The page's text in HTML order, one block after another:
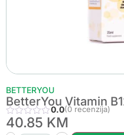
BETTERYOU
BetterYou Vitamin
0.0(0 recenzija)
40.85 KM